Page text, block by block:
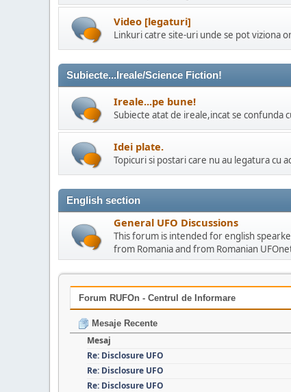
Video [legaturi]
Linkuri catre site-uri unde se pot viziona
Subiecte...Ireale/Science Fiction!
Ireale...pe bune!
Subiecte atat de ireale,incat se confunda
Idei plate.
Topicuri si postari care nu au legatura cu
English section
General UFO Discussions
This forum is intended for english
from Romania and from Romanian
Forum RUFOn - Centrul de Informare
Mesaje Recente
Mesaj
Re: Disclosure UFO
Re: Disclosure UFO
Re: Disclosure UFO